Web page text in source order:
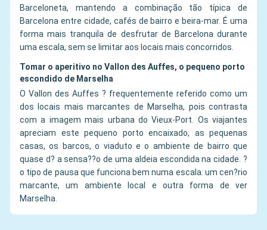
Barceloneta, mantendo a combinação tão típica de
Barcelona entre cidade, cafés de bairro e beira-mar. É uma
forma mais tranquila de desfrutar de Barcelona durante
uma escala, sem se limitar aos locais mais concorridos.
Tomar o aperitivo no Vallon des Auffes, o pequeno porto
escondido de Marselha
O Vallon des Auffes ? frequentemente referido como um
dos locais mais marcantes de Marselha, pois contrasta
com a imagem mais urbana do Vieux-Port. Os viajantes
apreciam este pequeno porto encaixado, as pequenas
casas, os barcos, o viaduto e o ambiente de bairro que
quase d? a sensa??o de uma aldeia escondida na cidade. ?
o tipo de pausa que funciona bem numa escala: um cen?rio
marcante, um ambiente local e outra forma de ver
Marselha.